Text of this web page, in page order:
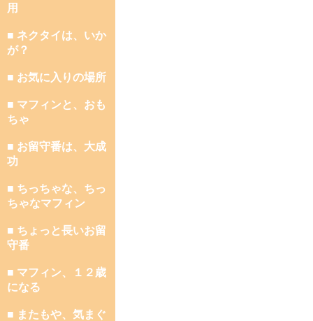
用
■ ネクタイは、いか
が？
■ お気に入りの場所
■ マフィンと、おも
ちゃ
■ お留守番は、大成
功
■ ちっちゃな、ちっ
ちゃなマフィン
■ ちょっと長いお留
守番
■ マフィン、１２歳
になる
■ またもや、気まぐ